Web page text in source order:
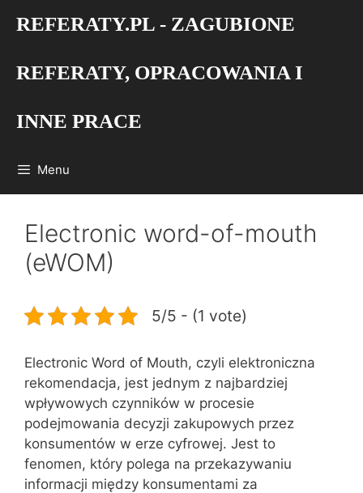
REFERATY.PL - ZAGUBIONE
REFERATY, OPRACOWANIA I
INNE PRACE
Menu
Electronic word-of-mouth
(eWOM)
5/5 - (1 vote)
Electronic Word of Mouth, czyli elektroniczna
rekomendacja, jest jednym z najbardziej
wpływowych czynników w procesie
podejmowania decyzji zakupowych przez
konsumentów w erze cyfrowej. Jest to
fenomen, który polega na przekazywaniu
informacji między konsumentami za